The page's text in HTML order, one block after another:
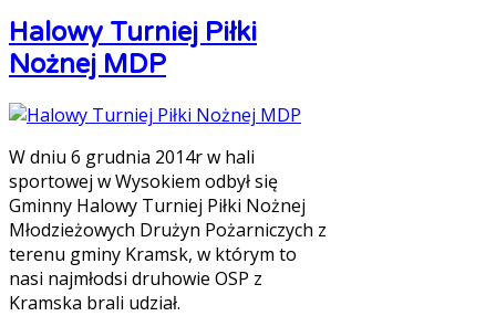
Halowy Turniej Piłki
Nożnej MDP
W dniu 6 grudnia 2014r w hali
sportowej w Wysokiem odbył się
Gminny Halowy Turniej Piłki Nożnej
Młodzieżowych Drużyn Pożarniczych z
terenu gminy Kramsk, w którym to
nasi najmłodsi druhowie OSP z
Kramska brali udział.